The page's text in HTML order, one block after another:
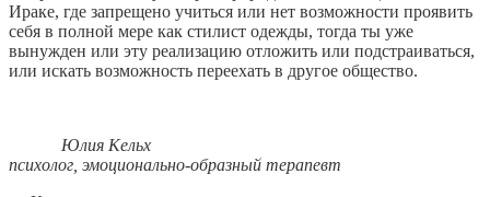
Ираке, где запрещено учиться или нет возможности проявить
себя в полной мере как стилист одежды, тогда ты уже
вынужден или эту реализацию отложить или подстраиваться,
или искать возможность переехать в другое общество.
Юлия Кельх
психолог, эмоционально-образный терапевт